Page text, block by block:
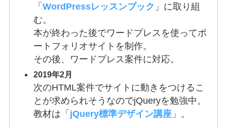
「 WordPressレッスンブック 」に取り組
む。
本が終わった後でワードプレスを使ってポ
ートフォリオサイトを制作。
その後、ワードプレス案件に対応。
2019年2月
次のHTML案件でサイトに動きをつけるこ
とが求められそうなのでjQueryを勉強中。
教材は「 jQuery標準デザイン講座」。